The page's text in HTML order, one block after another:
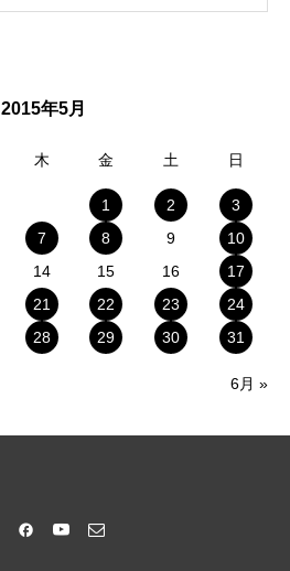
2015年5月
木 金 土 日
1 2
3
7 8 9
10
14 15 16
17
21 22 23
24
28 29 30 31
6月 »